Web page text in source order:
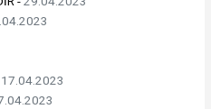
17.04.2023